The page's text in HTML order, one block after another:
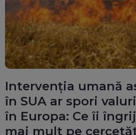
Intervenția umană
în SUA ar spori
în Europa: Ce îi
mai mult pe